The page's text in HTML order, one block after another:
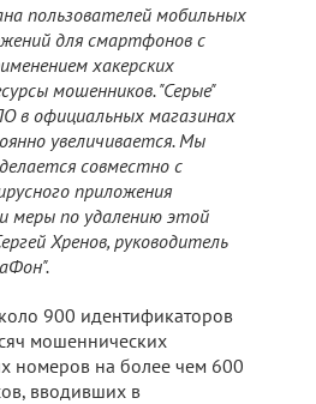
пользователей мобильных
для смартфонов с
хакерских
мошенников. "Серые"
в официальных магазинах
увеличивается. Мы
совместно с
приложения
меры по удалению этой
Хренов, руководитель
900 идентификаторов
мошеннических
номеров на более чем 600
вводивших в